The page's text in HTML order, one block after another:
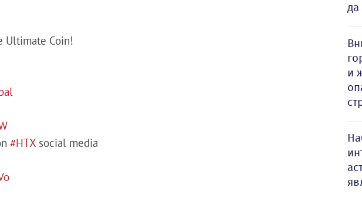
Ultimate Coin!
#HTX social media
да
и